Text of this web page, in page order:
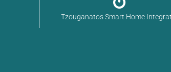
Tzouganatos Smart Home